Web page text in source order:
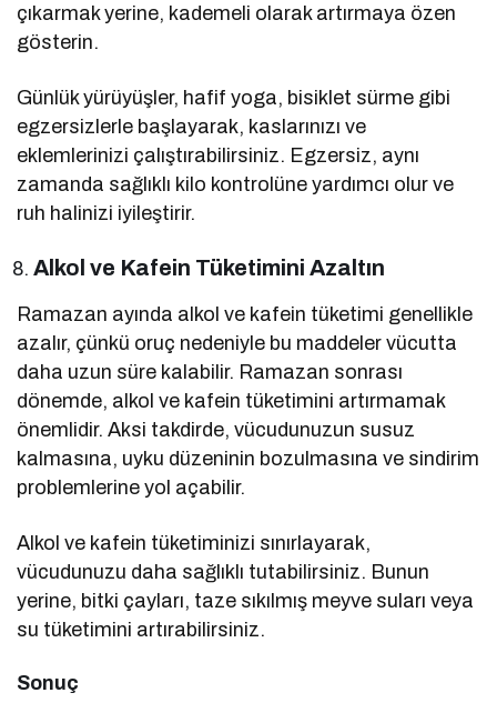
çıkarmak yerine, kademeli olarak artırmaya özen
gösterin.
Günlük yürüyüşler, hafif yoga, bisiklet sürme gibi
egzersizlerle başlayarak, kaslarınızı ve
eklemlerinizi çalıştırabilirsiniz. Egzersiz, aynı
zamanda sağlıklı kilo kontrolüne yardımcı olur ve
ruh halinizi iyileştirir.
Alkol ve Kafein Tüketimini Azaltın
Ramazan ayında alkol ve kafein tüketimi genellikle
azalır, çünkü oruç nedeniyle bu maddeler vücutta
daha uzun süre kalabilir. Ramazan sonrası
dönemde, alkol ve kafein tüketimini artırmamak
önemlidir. Aksi takdirde, vücudunuzun susuz
kalmasına, uyku düzeninin bozulmasına ve sindirim
problemlerine yol açabilir.
Alkol ve kafein tüketiminizi sınırlayarak,
vücudunuzu daha sağlıklı tutabilirsiniz. Bunun
yerine, bitki çayları, taze sıkılmış meyve suları veya
su tüketimini artırabilirsiniz.
Sonuç